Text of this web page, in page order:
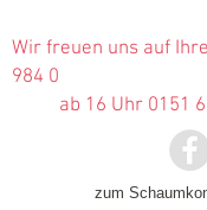
Wir freuen uns auf
984 0
ab 16 Uhr 0151
zum